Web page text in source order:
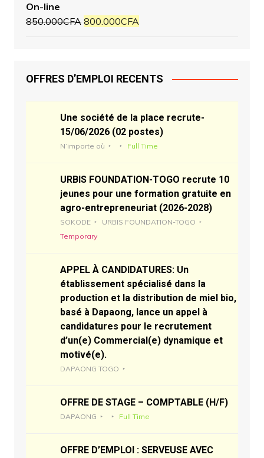
On-line
850.000CFA 800.000CFA
OFFRES D’EMPLOI RECENTS
Une société de la place recrute-
15/06/2026 (02 postes)
N’importe où Full Time
URBIS FOUNDATION-TOGO recrute 10
jeunes pour une formation gratuite en
agro-entrepreneuriat (2026-2028)
SOKODE
URBIS FOUNDATION-TOGO
Temporary
APPEL À CANDIDATURES: Un
établissement spécialisé dans la
production et la distribution de miel bio,
basé à Dapaong, lance un appel à
candidatures pour le recrutement
d’un(e) Commercial(e) dynamique et
motivé(e).
DAPAONG TOGO
OFFRE DE STAGE – COMPTABLE (H/F)
DAPAONG Full Time
OFFRE D’EMPLOI : SERVEUSE AVEC